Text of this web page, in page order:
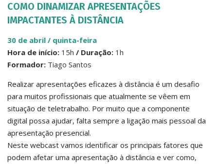
COMO DINAMIZAR APRESENTAÇÕES
IMPACTANTES À DISTÂNCIA
30 de abril / quinta-feira
Hora de início: 15h / Duração: 1h
Formador: Tiago Santos
Realizar apresentações eficazes à distância é um desafio
para muitos profissionais que atualmente se vêem em
situação de teletrabalho. Por muito que a componente
digital possa ajudar, falta sempre a ligação mais pessoal da
apresentação presencial.
Neste webcast vamos identificar os principais fatores que
podem afetar uma apresentação à distância e ver como,